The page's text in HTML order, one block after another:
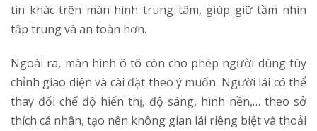
tin khác trên màn hình trung tâm, giúp giữ tầm nhìn
tập trung và an toàn hơn.
Ngoài ra, màn hình ô tô còn cho phép người dùng tùy
chỉnh giao diện và cài đặt theo ý muốn. Người lái có thể
thay đổi chế độ hiển thị, độ sáng, hình nền,… theo sở
thích cá nhân, tạo nên không gian lái riêng biệt và thoải